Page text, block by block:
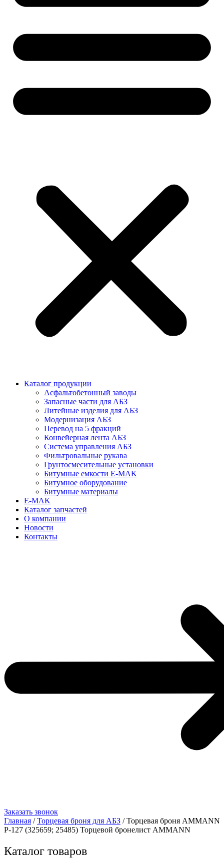
Каталог продукции
Асфальтобетонный заводы
Запасные части для АБЗ
Литейные изделия для АБЗ
Модернизация АБЗ
Перевод на 5 фракций
Конвейерная лента АБЗ
Система управления АБЗ
Фильтровальные рукава
Грунтосмесительные установки
Битумные емкости E-MAK
Битумное оборудование
Битумные материалы
E-MAK
Каталог запчастей
О компании
Новости
Контакты
Заказать звонок
Главная /Торцевая броня для АБЗ / Торцевая броня AMMANN
Р-127 (325659; 25485) Торцевой бронелист AMMANN
Каталог товаров